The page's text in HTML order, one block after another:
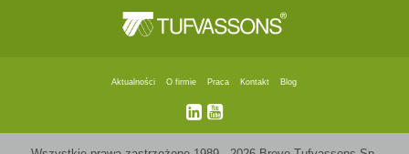
Aktualności O firmie Praca Kontakt Blog